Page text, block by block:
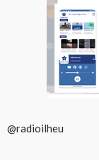
@radioilheu